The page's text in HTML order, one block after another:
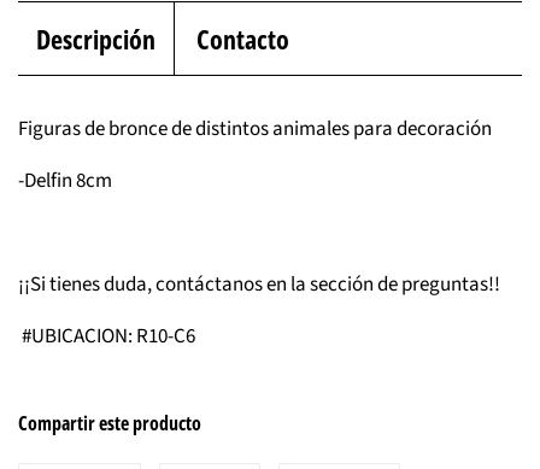
Descripción Contacto
Figuras de bronce de distintos animales para decoración
-Delfin 8cm
¡¡Si tienes duda, contáctanos en la sección de preguntas!!
#UBICACION: R10-C6
Compartir este producto